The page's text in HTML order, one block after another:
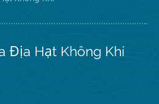
Địa Hạt Không Khí